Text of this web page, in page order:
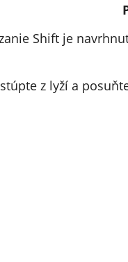
Shift je
z lyží a